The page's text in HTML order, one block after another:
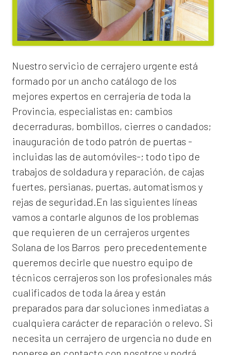
Nuestro servicio de cerrajero urgente está
formado por un ancho catálogo de los
mejores expertos en cerrajería de toda la
Provincia, especialistas en: cambios
decerraduras, bombillos, cierres o candados;
inauguración de todo patrón de puertas -
incluidas las de automóviles-; todo tipo de
trabajos de soldadura y reparación, de cajas
fuertes, persianas, puertas, automatismos y
rejas de seguridad.En las siguientes líneas
vamos a contarle algunos de los problemas
que requieren de un cerrajeros urgentes
Solana de los Barros pero precedentemente
queremos decirle que nuestro equipo de
técnicos cerrajeros son los profesionales más
cualificados de toda la área y están
preparados para dar soluciones inmediatas a
cualquiera carácter de reparación o relevo. Si
necesita un cerrajero de urgencia no dude en